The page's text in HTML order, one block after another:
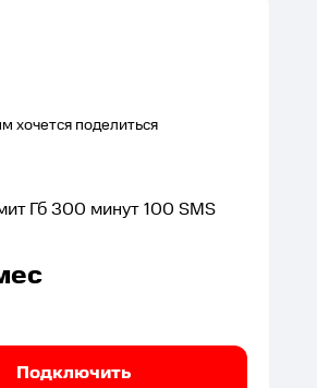
хочется поделиться
Гб300 минут100 SMS
Подключить